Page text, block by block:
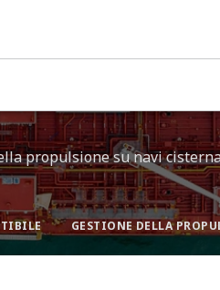
propulsione su navi
GESTIONE DELLA